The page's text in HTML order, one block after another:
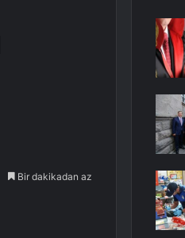
Bir dakikadan az